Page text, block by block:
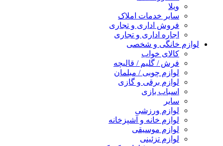
ویلا
سایر خدمات املاک
فروش اداری و تجاری
اجاره اداری و تجاری
لوازم خانگی و شخصی
کالای خواب
فرش / گلیم / قالیچه
لوازم چوبی / مبلمان
لوازم برقی و گازی
اسباب بازی
سایر
لوازم ورزشی
لوازم خانه و آشپزخانه
لوازم موسیقی
لوازم تزئینی